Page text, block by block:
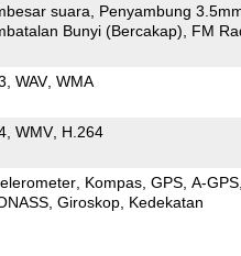
suara
Penyambung
Bunyi (Bercakap)
FM
WAV WMA
WMV H.264
Kompas GPS A-GPS
Giroskop Kedekatan